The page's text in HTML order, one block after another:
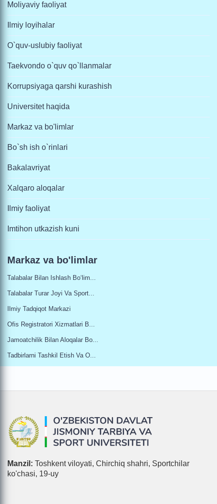
Moliyaviy faoliyat
Ilmiy loyihalar
O`quv-uslubiy faoliyat
Taekvondo o`quv qo`llanmalar
Korrupsiyaga qarshi kurashish
Universitet haqida
Markaz va bo'limlar
Bo`sh ish o`rinlari
Bakalavriyat
Xalqaro aloqalar
Ilmiy faoliyat
Imtihon utkazish kuni
Markaz va bo'limlar
Talabalar Bilan Ishlash Bo‘lim...
Talabalar Turar Joyi Va Sport...
Ilmiy Tadqiqot Markazi
Ofis Registratori Xizmatlari B...
Jamoatchilik Bilan Aloqalar Bo...
Tadbirlarni Tashkil Etish Va O...
Manzil: Toshkent viloyati, Chirchiq shahri, Sportchilar
ko'chasi, 19-uy